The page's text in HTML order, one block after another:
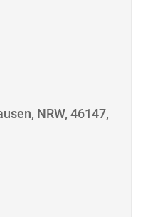
NRW, 46147,